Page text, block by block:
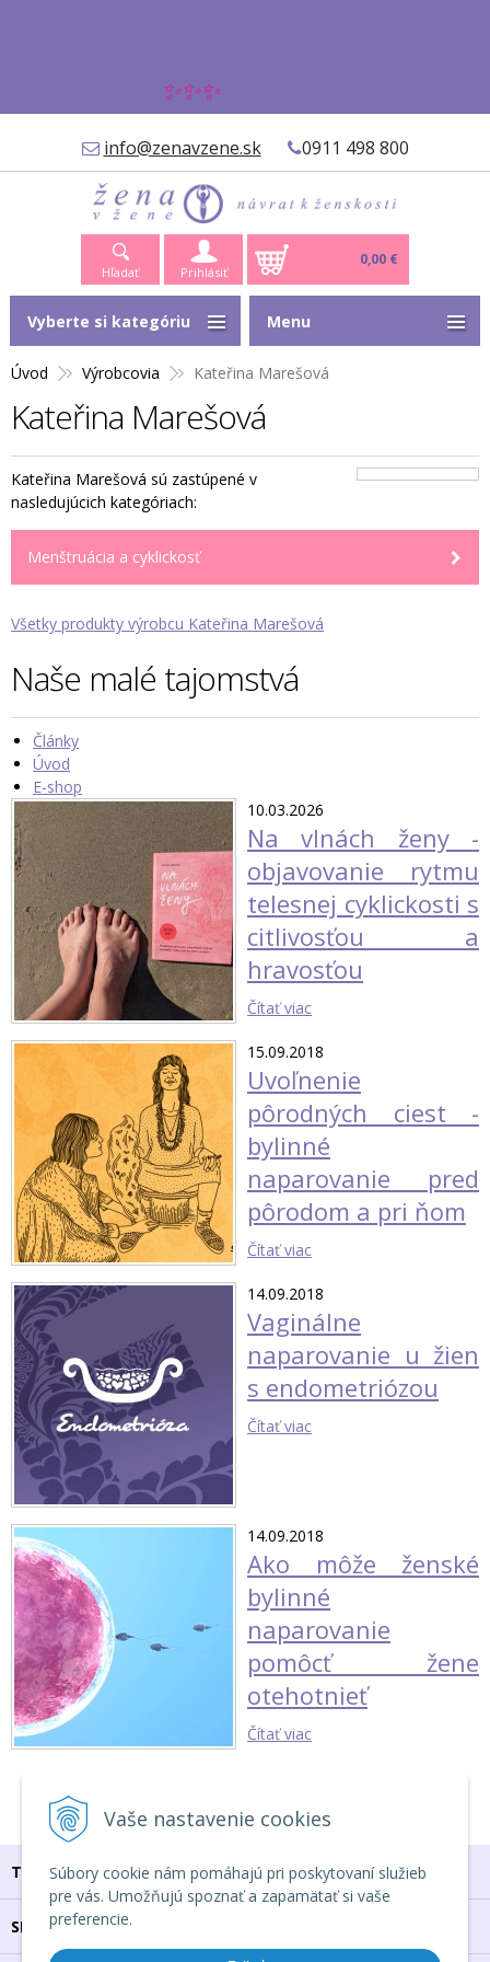
Vaše nastavenie cookies
Súbory cookie nám pomáhajú pri poskytovaní služieb
pre vás. Umožňujú spoznať a zapamätať si vaše
preferencie.
✨✨✨
info@zenavzene.sk 0911 498 800
Hľadať Prihlásiť
0,00 €
Úvod Výrobcovia Kateřina Marešová
Kateřina Marešová
Kateřina Marešová sú zastúpené v
nasledujúcich kategóriach:
Menštruácia a cyklickosť
Všetky produkty výrobcu Kateřina Marešová
Naše malé tajomstvá
Články
Úvod
E-shop
10.03.2026
Na vlnách ženy -
objavovanie rytmu
telesnej cyklickosti s
citlivosťou a
hravosťou
Čítať viac
15.09.2018
Uvoľnenie
pôrodných ciest -
bylinné
naparovanie pred
pôrodom a pri ňom
Čítať viac
14.09.2018
Vaginálne
naparovanie u žien
s endometriózou
Čítať viac
14.09.2018
Ako môže ženské
bylinné
naparovanie
pomôcť žene
otehotnieť
Čítať viac
Vyberte si kategóriu Menu
TU NÁS NÁJDEŠ
SPOJ SA S NAMI